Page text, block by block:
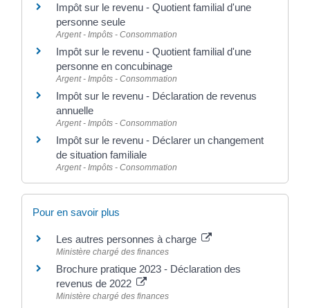
Impôt sur le revenu - Quotient familial d'une
personne seule
Argent - Impôts - Consommation
Impôt sur le revenu - Quotient familial d'une
personne en concubinage
Argent - Impôts - Consommation
Impôt sur le revenu - Déclaration de revenus
annuelle
Argent - Impôts - Consommation
Impôt sur le revenu - Déclarer un changement
de situation familiale
Argent - Impôts - Consommation
Pour en savoir plus
Les autres personnes à charge
Ministère chargé des finances
Brochure pratique 2023 - Déclaration des
revenus de 2022
Ministère chargé des finances